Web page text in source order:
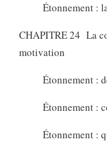
Étonnement :
CHAPITRE 24 La
motivation
Étonnement :
Étonnement :
Étonnement :